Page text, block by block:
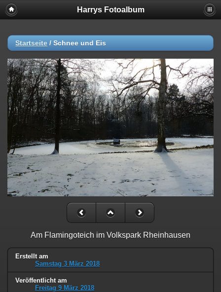
Harrys Fotoalbum
Startseite / Schnee und Eis
Am Flamingoteich im Volkspark Rheinhausen
Erstellt am
Samstag 3 März 2018
Veröffentlicht am
Freitag 9 März 2018